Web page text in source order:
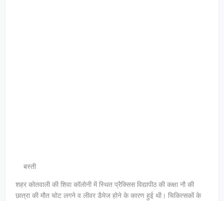
बस्ती
शहर कोतवाली की शिवा कॉलोनी में स्थित प्रैक्सिस विद्यापीठ की कक्षा नौ की
छात्रा की मौत चोट लगने व लीवर डैमेज होने के कारण हुई थी। चिकित्सकों के